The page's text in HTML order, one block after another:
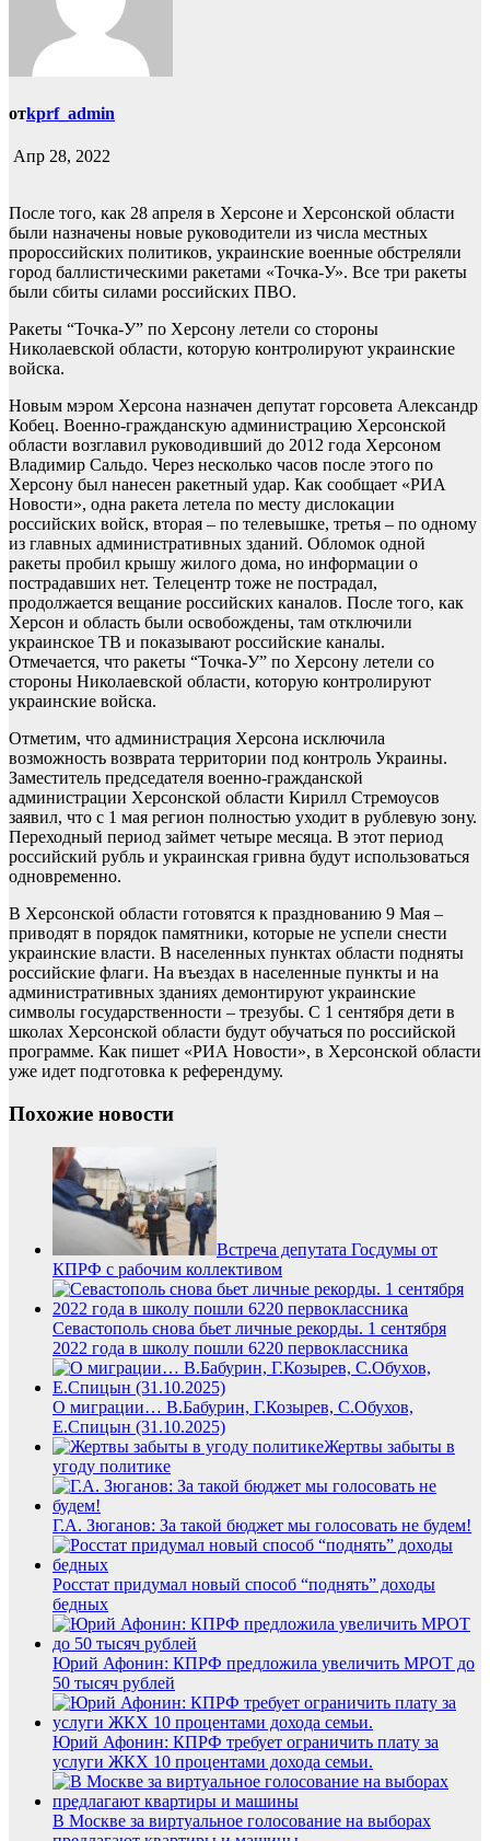
отkprf_admin
Апр 28, 2022
После того, как 28 апреля в Херсоне и Херсонской области
были назначены новые руководители из числа местных
пророссийских политиков, украинские военные обстреляли
город баллистическими ракетами «Точка-У». Все три ракеты
были сбиты силами российских ПВО.
Ракеты “Точка-У” по Херсону летели со стороны
Николаевской области, которую контролируют украинские
войска.
Новым мэром Херсона назначен депутат горсовета Александр
Кобец. Военно-гражданскую администрацию Херсонской
области возглавил руководивший до 2012 года Херсоном
Владимир Сальдо. Через несколько часов после этого по
Херсону был нанесен ракетный удар. Как сообщает «РИА
Новости», одна ракета летела по месту дислокации
российских войск, вторая – по телевышке, третья – по одному
из главных административных зданий. Обломок одной
ракеты пробил крышу жилого дома, но информации о
пострадавших нет. Телецентр тоже не пострадал,
продолжается вещание российских каналов. После того, как
Херсон и область были освобождены, там отключили
украинское ТВ и показывают российские каналы.
Отмечается, что ракеты “Точка-У” по Херсону летели со
стороны Николаевской области, которую контролируют
украинские войска.
Отметим, что администрация Херсона исключила
возможность возврата территории под контроль Украины.
Заместитель председателя военно-гражданской
администрации Херсонской области Кирилл Стремоусов
заявил, что с 1 мая регион полностью уходит в рублевую зону.
Переходный период займет четыре месяца. В этот период
российский рубль и украинская гривна будут использоваться
одновременно.
В Херсонской области готовятся к празднованию 9 Мая –
приводят в порядок памятники, которые не успели снести
украинские власти. В населенных пунктах области подняты
российские флаги. На въездах в населенные пункты и на
административных зданиях демонтируют украинские
символы государственности – трезубы. С 1 сентября дети в
школах Херсонской области будут обучаться по российской
программе. Как пишет «РИА Новости», в Херсонской области
уже идет подготовка к референдуму.
Похожие новости
Встреча депутата Госдумы от
КПРФ с рабочим коллективом
Севастополь снова бьет личные рекорды. 1 сентября
2022 года в школу пошли 6220 первоклассника
О миграции… В.Бабурин, Г.Козырев, С.Обухов,
Е.Спицын (31.10.2025)
Жертвы забыты в
угоду политике
Г.А. Зюганов: За такой бюджет мы голосовать не будем!
Росстат придумал новый способ “поднять” доходы
бедных
Юрий Афонин: КПРФ предложила увеличить МРОТ до
50 тысяч рублей
Юрий Афонин: КПРФ требует ограничить плату за
услуги ЖКХ 10 процентами дохода семьи.
В Москве за виртуальное голосование на выборах